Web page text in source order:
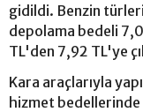
gidildi. Benzin
depolama bedeli
TL'den 7,92 TL'ye
Kara araçlarıyla
hizmet bedellerinde